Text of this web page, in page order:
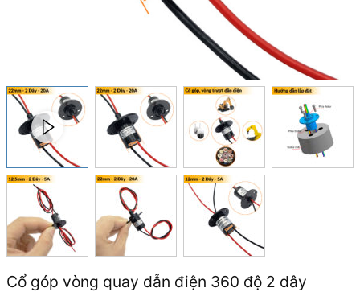
Cổ góp vòng quay dẫn điện 360 độ 2 dây